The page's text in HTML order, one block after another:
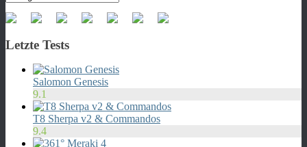
Letzte Tests
Salomon Genesis
9.1
T8 Sherpa v2 & Commandos
9.4